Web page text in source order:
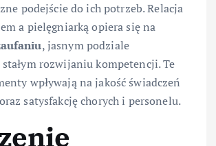
podejście do ich potrzeb. Relacja
a pielęgniarką opiera się na
, jasnym podziale
rozwijaniu kompetencji. Te
wpływają na jakość świadczeń
satysfakcję chorych i personelu.